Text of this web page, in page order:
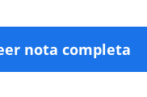
nota completa